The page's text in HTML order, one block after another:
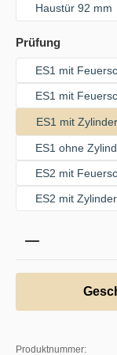
Haustür 92 mm
Prüfungauswählen
ES1 mit
ES1 mit
ES1 mit
ES1 ohne
ES2 mit
ES2 mit
Produkt
Produktnummer: